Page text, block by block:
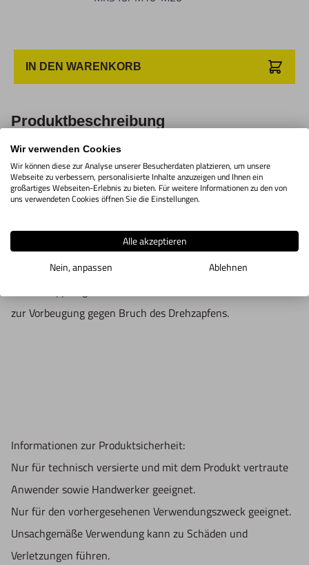
IN DEN WARENKORB
Produktbeschreibung
Zur Verwendung auf
Bohrmaschinen geeignet.
Zum Schneiden von Durchgangs- oder
Drehrichtungsumkehr
mit doppelter Umgehrgeschwindigkeit und einstellbarer
zur Vorbeugung gegen Bruch des Drehzapfens.
Informationen zur Produktsicherheit:
Nur für technisch versierte und mit dem Produkt vertraute
Anwender sowie Handwerker geeignet.
Nur für den vorhergesehenen Verwendungszweck geeignet.
Unsachgemäße Verwendung kann zu Schäden und
Verletzungen führen.
Wir verwenden Cookies
Wir können diese zur Analyse unserer Besucherdaten platzieren, um unsere
Webseite zu verbessern, personalisierte Inhalte anzuzeigen und Ihnen ein
großartiges Webseiten-Erlebnis zu bieten. Für weitere Informationen zu den von
uns verwendeten Cookies öffnen Sie die Einstellungen.
Alle akzeptieren
Nein, anpassen
Ablehnen